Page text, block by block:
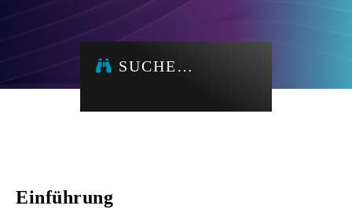
SUCHE…
Einführung